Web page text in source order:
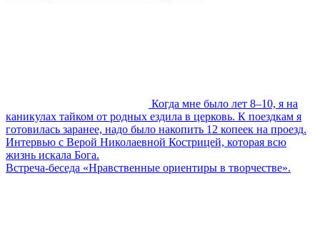
Когда мне было лет 8–10, я на
каникулах тайком от родных ездила в церковь. К поездкам я
готовилась заранее, надо было накопить 12 копеек на проезд.
Интервью с Верой Николаевной Кострицей, которая всю
жизнь искала Бога.
Встреча-беседа «Нравственные ориентиры в творчестве».